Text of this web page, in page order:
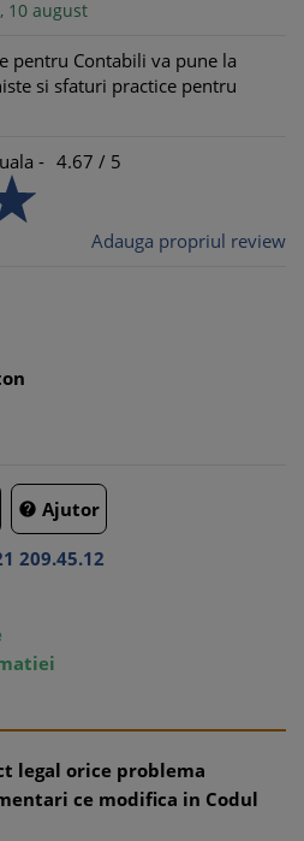
10 august
pentru Contabili va pune la
si sfaturi practice pentru
- 4.67 / 5
Adauga propriul review
 Ajutor
209.45.12
legal orice problema
ce modifica in Codul